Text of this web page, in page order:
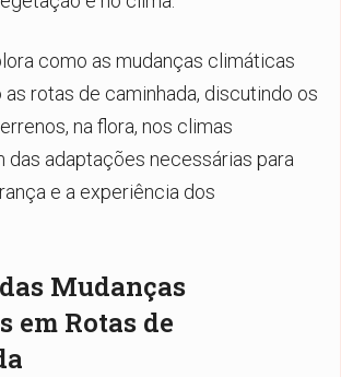
como as mudanças climáticas
rotas de caminhada, discutindo os
na flora, nos climas
das adaptações necessárias para
e a experiência dos
Mudanças
em Rotas de